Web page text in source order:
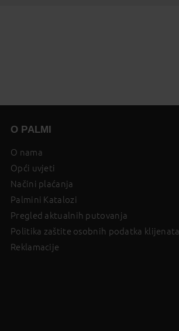
O PALMI
O nama
Opći uvjeti
Načini plaćanja
Palmini Katalozi
Pregled aktualnih putovanja
Politika zaštite osobnih podatka klijenata
Reklamacije